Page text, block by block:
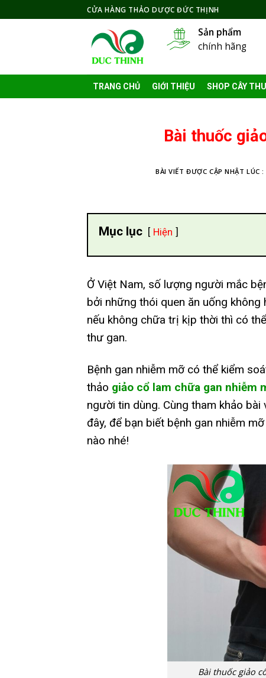
to
CỬA HÀNG THẢO DƯỢC ĐỨC THỊNH
Sản phẩm
chính hãng
TRANG CHỦ GIỚI THIỆU SHOP CÂY
Bài thuốc
BÀI VIẾT ĐƯỢC CẬP NHẬT LÚC :
Mục lục Hiện
Ở Việt Nam, số lượng người mắc
bởi những thói quen ăn uống không
nếu không chữa trị kịp thời thì có
thư gan.
Bệnh gan nhiễm mỡ có thể kiểm
thảo giảo cổ lam chữa gan nhiễm
người tin dùng. Cùng tham khảo
đây, để bạn biết bệnh gan nhiễm
nào nhé!
Bài thuốc giảo